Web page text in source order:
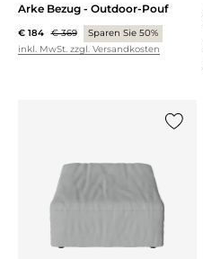
Arke Bezug - Outdoor-Pouf
€ 184 € 369
Sparen Sie 50%
inkl. MwSt. zzgl. Versandkosten